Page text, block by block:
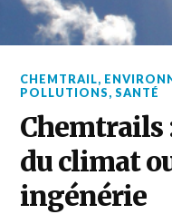
CHEMTRAIL,
POLLUTIONS,SANTÉ
Chemtrails
du climat
ingénérie